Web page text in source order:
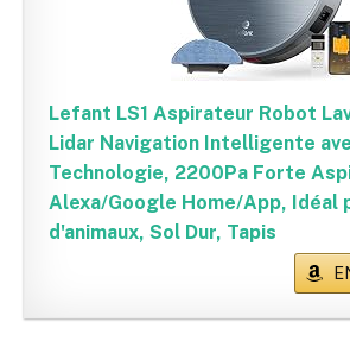
Lefant LS1 Aspirateur Robot
Lidar Navigation Intelligente
Technologie, 2200Pa Forte
Alexa/Google Home/App, Idéal
d'animaux, Sol Dur, Tapis